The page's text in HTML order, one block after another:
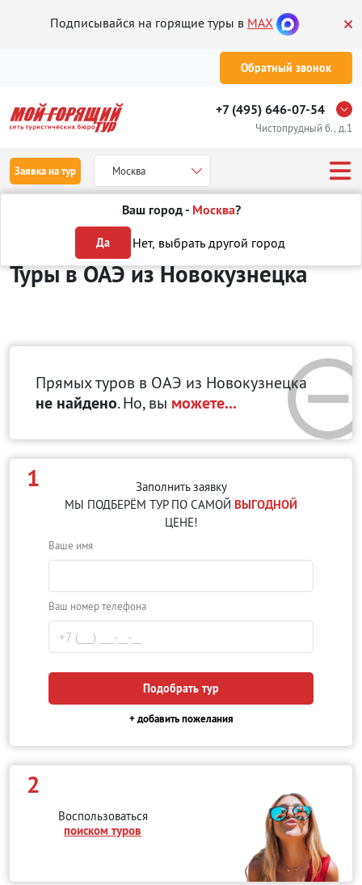
Подписывайся на горящие туры в MAX
Обратный звонок
+7 (495) 646-07-54
Чистопрудный б., д.1
Заявка на тур Москва
Ваш город - Москва?
Да Нет, выбрать другой город
Отдых в ОАЭ
Туры в ОАЭиз Новокузнецка
Прямых туров в ОАЭ из Новокузнецка
не найдено. Но, вы можете...
1
Заполнить заявку
МЫ ПОДБЕРЁМ ТУР ПО САМОЙ ВЫГОДНОЙ
ЦЕНЕ!
Ваше имя
Ваш номер телефона
Подобрать тур
+ добавить пожелания
2
Воспользоваться
поиском туров